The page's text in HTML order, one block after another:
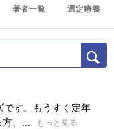
著者一覧 選定療養
です。もうすぐ定年
、...
もっと見る